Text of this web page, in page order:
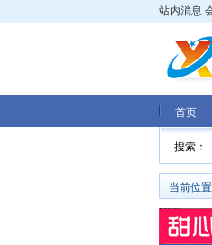
站内消息
首页
搜索：
当前位置